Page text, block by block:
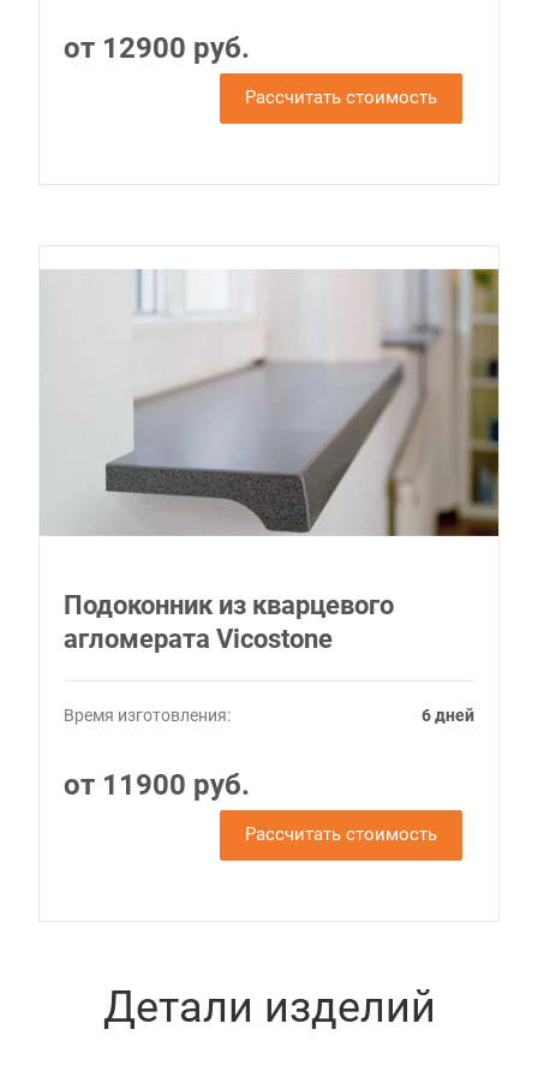
от 12900 руб.
Рассчитать стоимость
Подоконник из кварцевого
агломерата Vicostone
Время изготовления: 6 дней
от 11900 руб.
Рассчитать стоимость
Детали изделий